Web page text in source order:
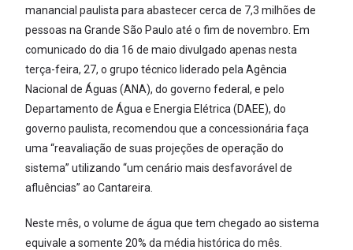
manancial paulista para abastecer cerca de 7,3 milhões de
pessoas na Grande São Paulo até o fim de novembro. Em
comunicado do dia 16 de maio divulgado apenas nesta
terça-feira, 27, o grupo técnico liderado pela Agência
Nacional de Águas (ANA), do governo federal, e pelo
Departamento de Água e Energia Elétrica (DAEE), do
governo paulista, recomendou que a concessionária faça
uma “reavaliação de suas projeções de operação do
sistema” utilizando “um cenário mais desfavorável de
afluências” ao Cantareira.
Neste mês, o volume de água que tem chegado ao sistema
equivale a somente 20% da média histórica do mês.